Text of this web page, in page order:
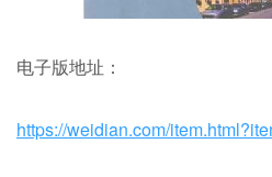
电子版地址：
https://weidian.com/